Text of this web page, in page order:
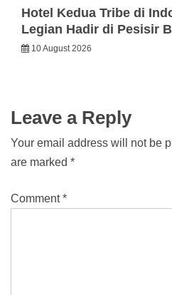
Hotel Kedua Tribe di
Legian Hadir di Pesisir
10 August 2026
Leave a Reply
Your email address will not be
are marked *
Comment*